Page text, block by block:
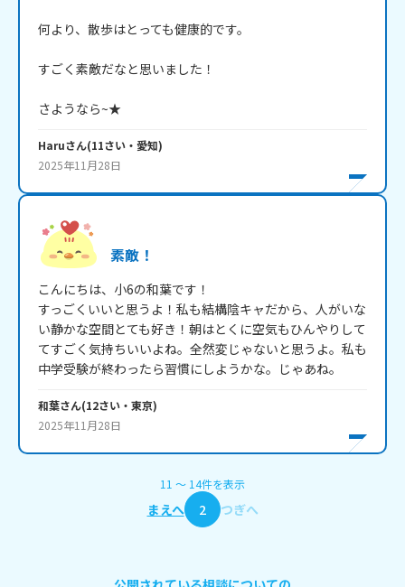
何より、散歩はとっても健康的です。
すごく素敵だなと思いました！
Haruさん(11さい・ 愛知)
2025年11月28日
素敵！
こんにちは、小6の和葉です！
すっごくいいと思うよ！私も結構陰キャだから、人がいな
い静かな空間とても好き！朝はとくに空気もひんやりして
てすごく気持ちいいよね。全然変じゃないと思うよ。私も
中学受験が終わったら習慣にしようかな。じゃあね。
和葉さん(12さい・ 東京)
2025年11月28日
11 〜 14件を表示
まえへ 2 つぎへ